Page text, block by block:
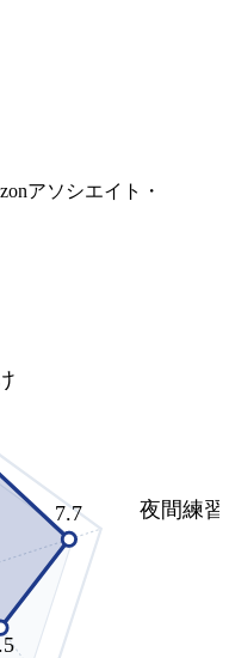
アソシエイト・
7.7 夜間練